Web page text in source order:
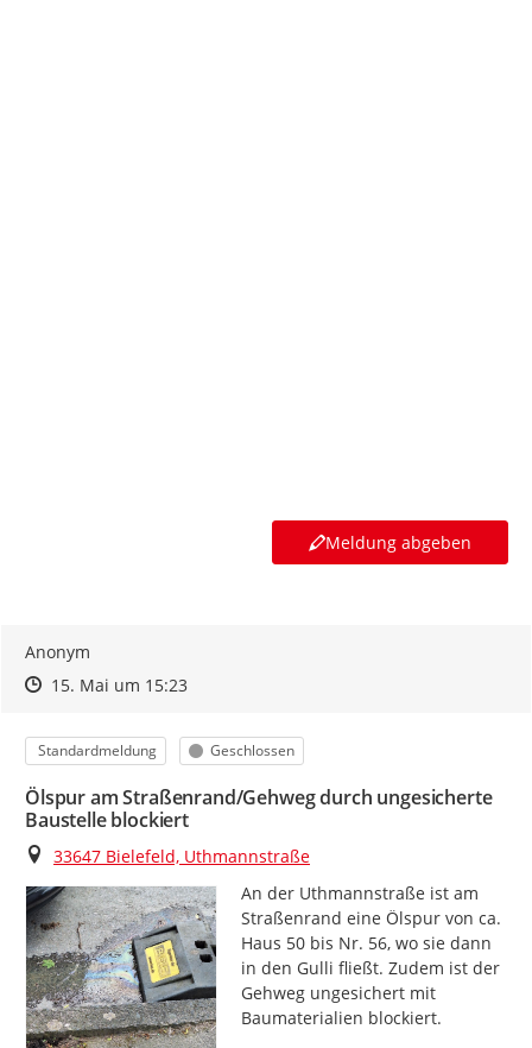
Meldung abgeben
Anonym
Zeitpunkt des Erstellens
Zeitpunkt des Erstellens
15. Mai um 15:23Zur Äußerung
Kategorie
Standardmeldung Status
Geschlossen
Ölspur am Straßenrand/Gehweg durch ungesicherte
Baustelle blockiert
Ort
33647 Bielefeld, Uthmannstraße
An der Uthmannstraße ist am
Straßenrand eine Ölspur von ca.
Haus 50 bis Nr. 56, wo sie dann
in den Gulli fließt. Zudem ist der
Gehweg ungesichert mit
Baumaterialien blockiert.